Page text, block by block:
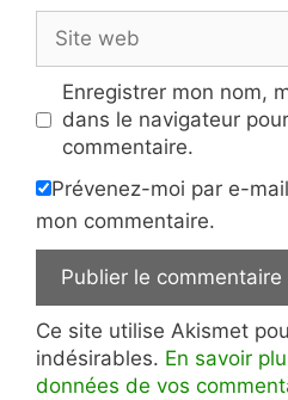
web
Enregistrer mon nom,
dans le navigateur
commentaire.
Prévenez-moi par e-
mon commentaire.
Ce site utilise Akismet
indésirables. En savoir
données de vos